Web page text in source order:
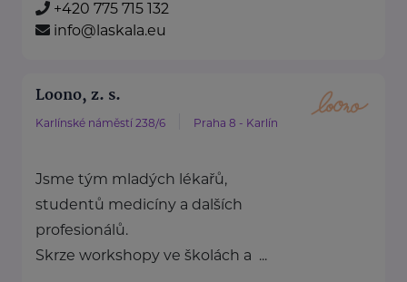
+420 775 715 132
info@laskala.eu
Loono, z. s.
Karlínské náměstí 238/6 Praha 8 - Karlín
Jsme tým mladých lékařů,
studentů medicíny a dalších
profesionálů.
Skrze workshopy ve školách a ...